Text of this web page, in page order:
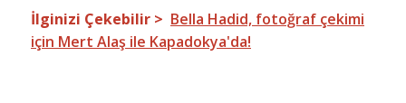
İlginizi Çekebilir > Bella Hadid, fotoğraf çekimi
için Mert Alaş ile Kapadokya'da!